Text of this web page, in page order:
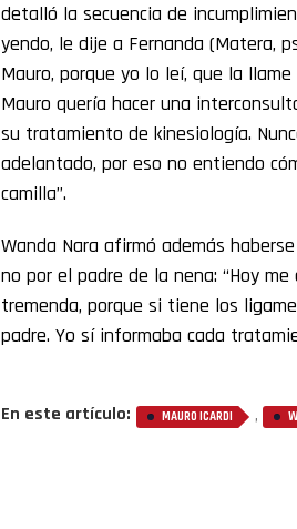
detalló la secuencia de
yendo, le dije a Fernanda (Matera,
Mauro, porque yo lo leí, que la
Mauro quería hacer una
su tratamiento de kinesiología.
adelantado, por eso no entiendo
camilla”.
Wanda Nara afirmó además
no por el padre de la nena: “Hoy
tremenda, porque si tiene los
padre. Yo sí informaba cada
En este artículo: MAURO ICARDI ,